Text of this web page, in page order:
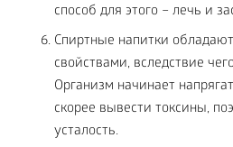
способ для этого – лечь и
Спиртные напитки
свойствами, вследствие
Организм начинает
скорее вывести токсины,
усталость.